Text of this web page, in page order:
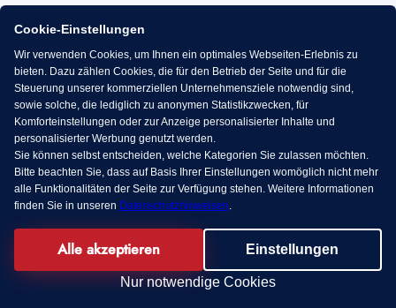
KI Chat
Innovatives Energiekonzept.
Cookie-Einstellungen
Wir verwenden Cookies, um Ihnen ein optimales Webseiten-Erlebnis zu
bieten. Dazu zählen Cookies, die für den Betrieb der Seite und für die
Steuerung unserer kommerziellen Unternehmensziele notwendig sind,
sowie solche, die lediglich zu anonymen Statistikzwecken, für
Komforteinstellungen oder zur Anzeige personalisierter Inhalte und
personalisierter Werbung genutzt werden.
Sie können selbst entscheiden, welche Kategorien Sie zulassen möchten.
Bitte beachten Sie, dass auf Basis Ihrer Einstellungen womöglich nicht mehr
alle Funktionalitäten der Seite zur Verfügung stehen. Weitere Informationen
finden Sie in unseren Datenschutzhinweisen.
Alle akzeptieren Einstellungen
Nur notwendige Cookies